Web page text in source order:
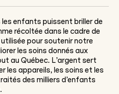
les enfants puissent briller de
récoltée dans le cadre de
pour soutenir notre
les soins donnés aux
au Québec. L’argent sert
les appareils, les soins et les
des milliers d’enfants